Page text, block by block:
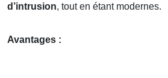
d’intrusion, tout en étant modernes.
Avantages :